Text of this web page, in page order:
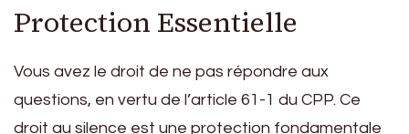
Protection Essentielle
Vous avez le droit de ne pas répondre aux
questions, en vertu de l’article 61-1 du CPP. Ce
droit au silence est une protection fondamentale